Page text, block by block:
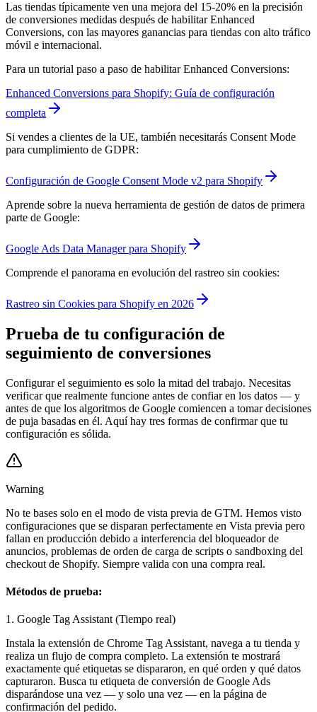
Las tiendas típicamente ven una mejora del 15-20% en la precisión
de conversiones medidas después de habilitar Enhanced
Conversions, con las mayores ganancias para tiendas con alto tráfico
móvil e internacional.
Para un tutorial paso a paso de habilitar Enhanced Conversions:
Enhanced Conversions para Shopify: Guía de configuración
completa
Si vendes a clientes de la UE, también necesitarás Consent Mode
para cumplimiento de GDPR:
Configuración de Google Consent Mode v2 para Shopify
Aprende sobre la nueva herramienta de gestión de datos de primera
parte de Google:
Google Ads Data Manager para Shopify
Comprende el panorama en evolución del rastreo sin cookies:
Rastreo sin Cookies para Shopify en 2026
Prueba de tu configuración de
seguimiento de conversiones
Configurar el seguimiento es solo la mitad del trabajo. Necesitas
verificar que realmente funcione antes de confiar en los datos — y
antes de que los algoritmos de Google comiencen a tomar decisiones
de puja basadas en él. Aquí hay tres formas de confirmar que tu
configuración es sólida.
Warning
No te bases solo en el modo de vista previa de GTM. Hemos visto
configuraciones que se disparan perfectamente en Vista previa pero
fallan en producción debido a interferencia del bloqueador de
anuncios, problemas de orden de carga de scripts o sandboxing del
checkout de Shopify. Siempre valida con una compra real.
Métodos de prueba:
1. Google Tag Assistant (Tiempo real)
Instala la extensión de Chrome Tag Assistant, navega a tu tienda y
realiza un flujo de compra completo. La extensión te mostrará
exactamente qué etiquetas se dispararon, en qué orden y qué datos
capturaron. Busca tu etiqueta de conversión de Google Ads
disparándose una vez — y solo una vez — en la página de
confirmación del pedido.